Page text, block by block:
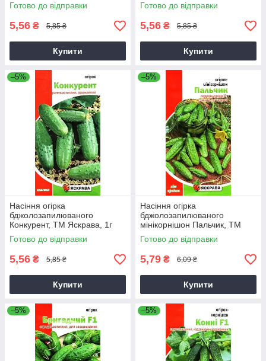
Готово до відправки
5,56 ₴ 5,85 ₴
Купити
Готово до відправки
5,56 ₴ 5,85 ₴
Купити
–5%
Насіння огірка
бджолозапилюваного
Конкурент, ТМ Яскрава, 1г
Готово до відправки
5,56 ₴ 5,85 ₴
Купити
–5%
Насіння огірка
бджолозапилюваного
мінікорнішон Пальчик, ТМ
Яскрава, 1г
Готово до відправки
5,79 ₴ 6,09 ₴
Купити
–5% –5%